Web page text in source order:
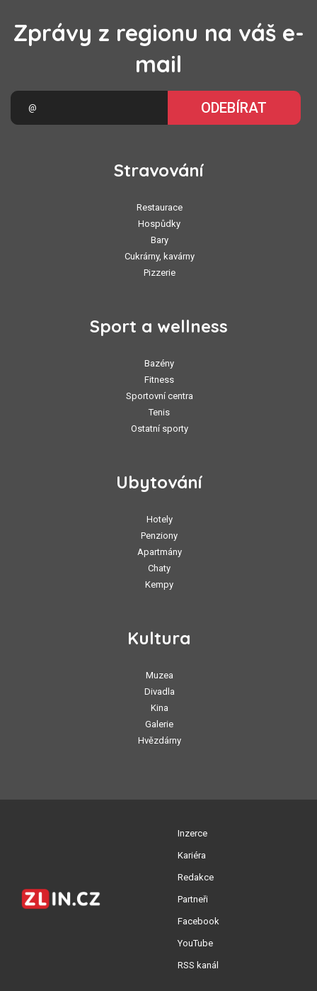
Zprávy z regionu na váš e-
mail
ODEBÍRAT
Stravování
Restaurace
Hospůdky
Bary
Cukrárny, kavárny
Pizzerie
Sport a wellness
Bazény
Fitness
Sportovní centra
Tenis
Ostatní sporty
Ubytování
Hotely
Penziony
Apartmány
Chaty
Kempy
Kultura
Muzea
Divadla
Kina
Galerie
Hvězdárny
Inzerce
Kariéra
Redakce
Partneři
Facebook
YouTube
RSS kanál